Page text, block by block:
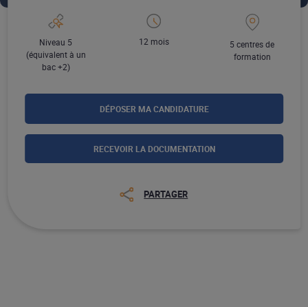
Niveau 5
(équivalent à un
bac +2)
12 mois
5 centres de
formation
DÉPOSER MA CANDIDATURE
RECEVOIR LA DOCUMENTATION
PARTAGER